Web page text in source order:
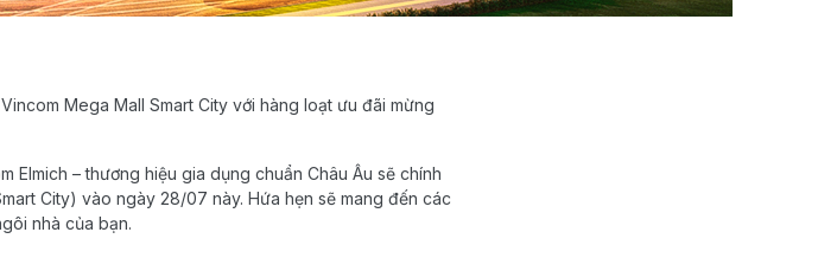
Mega Mall Smart City với hàng loạt ưu đãi mừng
Elmich – thương hiệu gia dụng chuẩn Châu Âu sẽ chính
City) vào ngày 28/07 này. Hứa hẹn sẽ mang đến các
nhà của bạn.